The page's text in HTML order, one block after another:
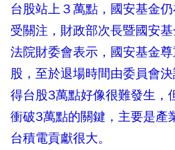
台股站上３萬點，國安基金
受關注，財政部次長暨國安
法院財委會表示，國安基金
股，至於退場時間由委員會
得台股3萬點好像很難發生，
衝破3萬點的關鍵，主要是產
台積電貢獻很大。